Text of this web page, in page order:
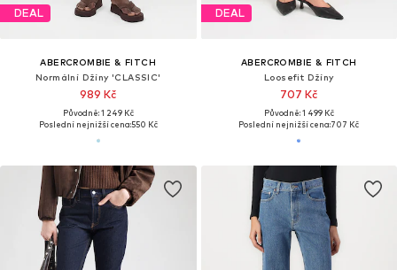
DEAL
ABERCROMBIE & FITCH
Normální Džíny 'CLASSIC'
989 Kč
Původně: 1 249 Kč
Poslední nejnižší cena:550 Kč
DEAL
ABERCROMBIE & FITCH
Loosefit Džíny
707 Kč
Původně: 1 499 Kč
Poslední nejnižší cena:707 Kč